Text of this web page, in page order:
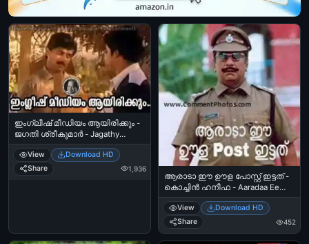
ഇംഗ്ലീഷ് മീഡിയം ആയിരിക്കും -
ജഗതി ശ്രീകുമാര്‍ - Jagathy
Sreekumar to Mohanlal
View
Download HD
Share
1,936
ആരാടാ ഈ ഊള പോസ്റ്റ്‌ ഇട്ടത് -
കൊച്ചിന്‍ ഹനീഫ - Aaradaa Ee
Oola Post Ittath - Kochin Haneefa
in Police Uniform
View
Download HD
Share
452